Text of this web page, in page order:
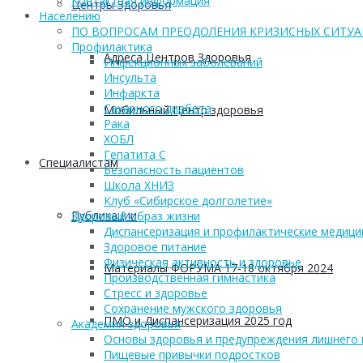
Центры Здоровья
Адреса Центров Здоровья
Мобильный Центр здоровья
Cпециалистам
Публикации
Материалы ФОРУМА 17-18 октября 2024
ПМО и Диспансеризация 2025 год
Населению
ПО ВОПРОСАМ ПРЕОДОЛЕНИЯ КРИЗИСНЫХ
Профилактика
Инфекционных заболеваний
Инсульта
Инфаркта
Сахарного диабета
Рака
ХОБЛ
Гепатита С
Безопасность пациентов
Школа ХНИЗ
Клуб «Сибирское долголетие»
Здоровый образ жизни
Диспансеризация и профилактические
Здоровое питание
Физическая активность и здоровье
Производственная гимнастика
Стресс и здоровье
Сохранение мужского здоровья
Академия здоровья
Основы здоровья и предупреждения лишнего
Пищевые привычки подростков